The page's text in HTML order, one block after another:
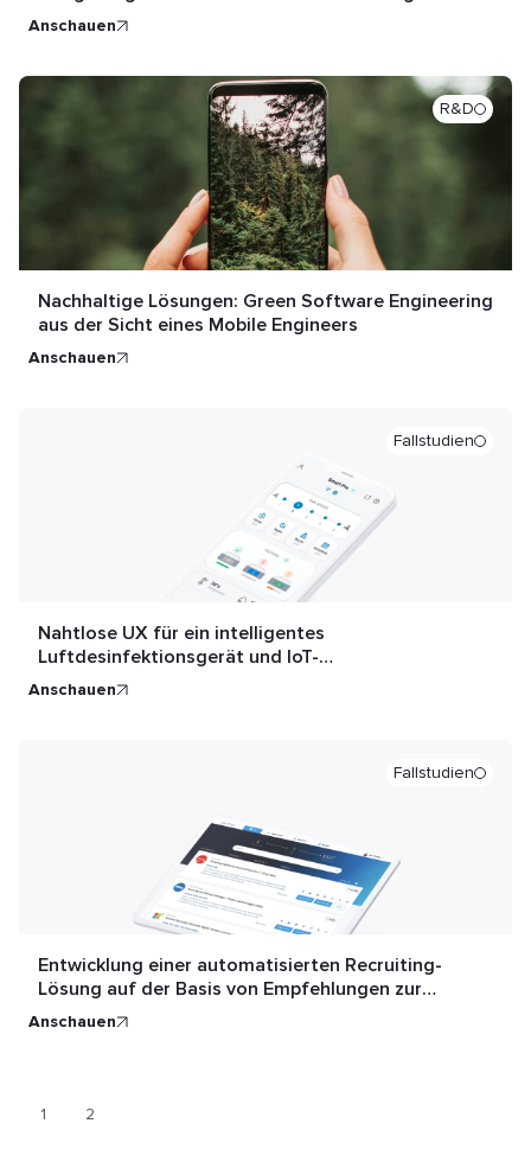
Erfahrung, unabhängig davon, wo Ihre Teams sind
anschauen
R&D
Nachhaltige Lösungen: Green Software Engineering
aus der Sicht eines Mobile Engineers
anschauen
Fallstudien
Nahtlose UХ für ein intelligentes
Luftdesinfektionsgerät und IoT-
Fernsteuerungsanwendung
anschauen
Fallstudien
Entwicklung einer automatisierten Recruiting-
Lösung auf der Basis von Empfehlungen zur
schnelleren und kostengünstigeren Gewinnung
anschauen
1 2